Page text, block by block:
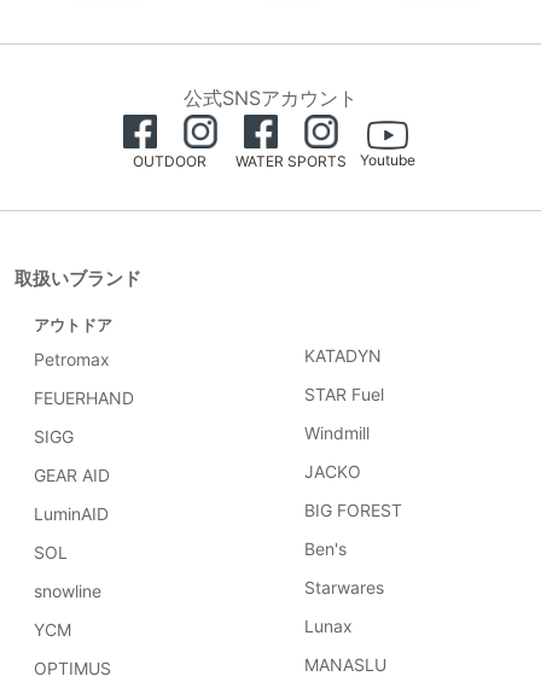
公式SNSアカウント
OUTDOOR WATER SPORTS Youtube
取扱いブランド
アウトドア
Petromax
FEUERHAND
SIGG
GEAR AID
LuminAID
SOL
snowline
YCM
OPTIMUS
KATADYN
STAR Fuel
Windmill
JACKO
BIG FOREST
Ben's
Starwares
Lunax
MANASLU